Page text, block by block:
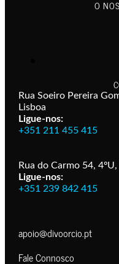
O
Rua Soeiro Pereira
Lisboa
Ligue-nos:
+351 211 455 415
Rua do Carmo 54,
Ligue-nos:
+351 239 842 415
apoio@divoorcio.pt
Fale Connosco